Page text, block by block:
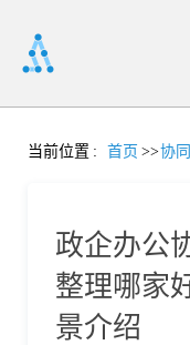
首
当前位置 : 首页 >>协
政企办公
整理哪家
景介绍